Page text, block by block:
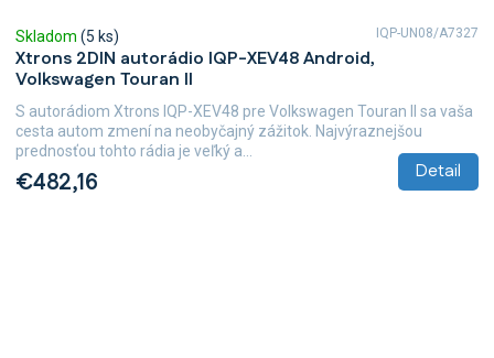
Xtrons 2DIN autorádio IQP-XEV48 Android,
Volkswagen Touran II
Skladom (5 ks)
€482,16 Detail
S autorádiom Xtrons IQP-XEV48 pre Volkswagen Touran II sa vaša
cesta autom zmení na neobyčajný zážitok. Najvýraznejšou
prednosťou tohto rádia je veľký a...
IQP-UN08/A7327